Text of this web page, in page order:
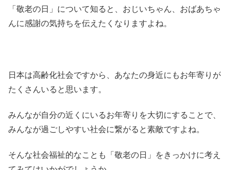
「敬老の日」について知ると、おじいちゃん、おばあちゃ
んに感謝の気持ちを伝えたくなりますよね。
日本は高齢化社会ですから、あなたの身近にもお年寄りが
たくさんいると思います。
みんなが自分の近くにいるお年寄りを大切にすることで、
みんなが過ごしやすい社会に繋がると素敵ですよね。
そんな社会福祉的なことも「敬老の日」をきっかけに考え